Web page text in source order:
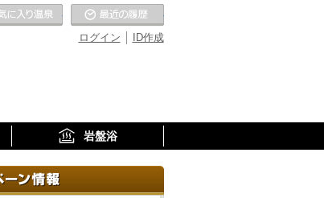
ID作成
ログイン
お気に入りの温泉
岩盤浴